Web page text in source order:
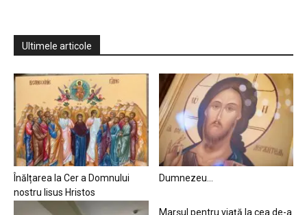
Ultimele articole
Înălțarea la Cer a Domnului
nostru Iisus Hristos
Dumnezeu…
Marșul pentru viață la cea de-a